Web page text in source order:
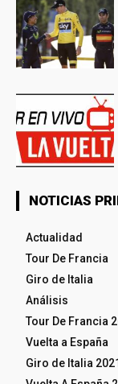
NOTICIAS
Actualidad
Tour De Francia
Giro de Italia
Análisis
Tour De Francia
Vuelta a España
Giro de Italia 2021